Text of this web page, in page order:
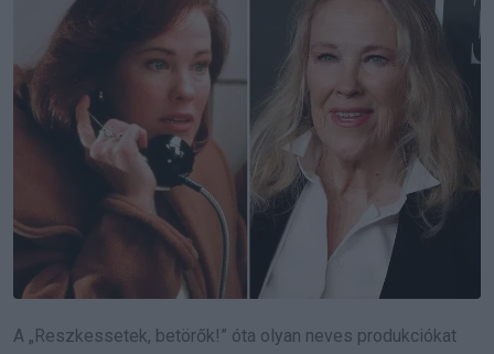
A „Reszkessetek, betörők!” óta olyan neves produkciókat